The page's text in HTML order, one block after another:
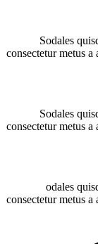
Sodales
consectetur metus
Sodales
consectetur metus
odales
consectetur metus